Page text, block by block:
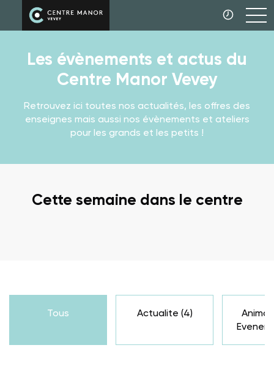
Les évènements et actus du
Centre Manor Vevey
Retrouvez ici toutes nos actualités, les offres des
enseignes mais aussi nos évènements et ateliers
pour les grands et les petits !
Cette semaine dans le centre
Tous Actualite (4)